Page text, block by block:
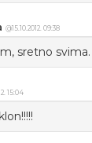
@15.10.2012. 09:38
sretno svima.
15:04